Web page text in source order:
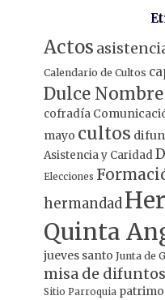
Actos
Calendario de Cultos
Dulce Nombre
cofradía
mayo cultos
Asistencia y Caridad
Elecciones
hermandad
Quinta
jueves santo Junta de
misa de difuntos
Sitio Parroquia